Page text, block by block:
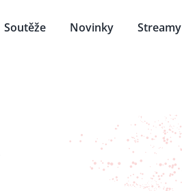
Soutěže Novinky Streamy